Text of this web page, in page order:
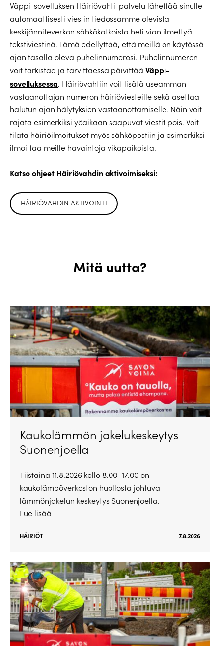
Väppi-sovelluksen Häiriövahti-palvelu lähettää sinulle
automaattisesti viestin tiedossamme olevista
keskijänniteverkon sähkökatkoista heti vian ilmettyä
tekstiviestinä. Tämä edellyttää, että meillä on käytössä
ajan tasalla oleva puhelinnumerosi. Puhelinnumeron
voit tarkistaa ja tarvittaessa päivittää Väppi-
sovelluksessa. Häiriövahtiin voit lisätä useamman
vastaanottajan numeron häiriöviesteille sekä asettaa
halutun ajan hälytyksien vastaanottamiselle. Näin voit
rajata esimerkiksi yöaikaan saapuvat viestit pois. Voit
tilata häiriöilmoitukset myös sähköpostiin ja esimerkiksi
ilmoittaa meille havaintoja vikapaikoista.
Katso ohjeet Häiriövahdin aktivoimiseksi:
HÄIRIÖVAHDIN AKTIVOINTI
Mitä uutta?
Kaukolämmön jakelukeskeytys
Suonenjoella
Tiistaina 11.8.2026 kello 8.00–17.00 on
kaukolämpöverkoston huollosta johtuva
lämmönjakelun keskeytys Suonenjoella.
Lue lisää
HÄIRIÖT 7.8.2026